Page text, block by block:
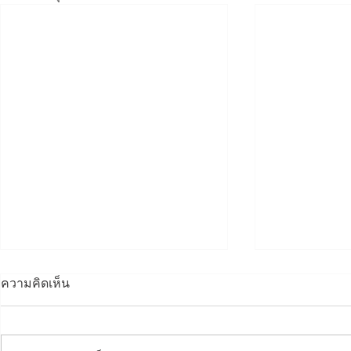
ความคิดเห็น